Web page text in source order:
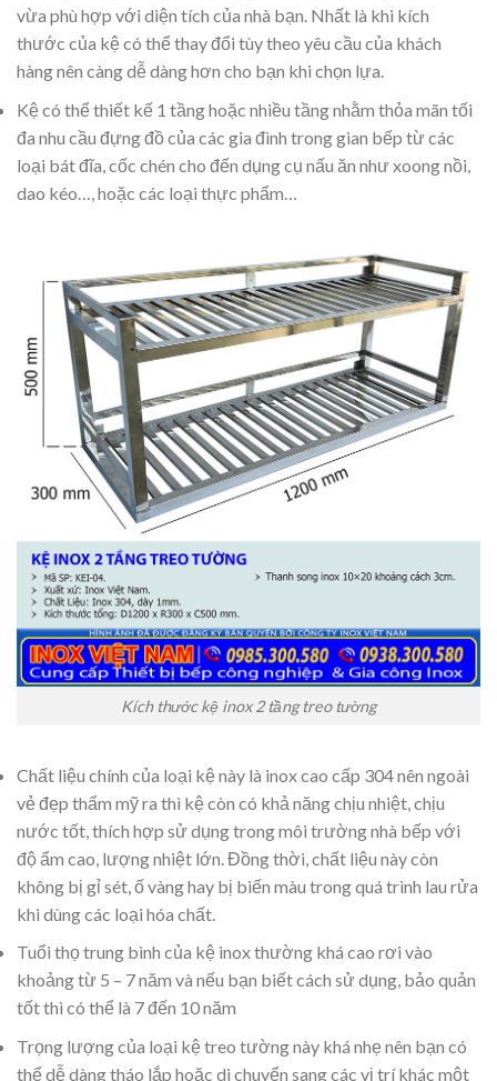
vừa phù hợp với diện tích của nhà bạn. Nhất là khi kích
thước của kệ có thể thay đổi tùy theo yêu cầu của khách
hàng nên càng dễ dàng hơn cho bạn khi chọn lựa.
Kệ có thể thiết kế 1 tầng hoặc nhiều tầng nhằm thỏa mãn tối
đa nhu cầu đựng đồ của các gia đình trong gian bếp từ các
loại bát đĩa, cốc chén cho đến dụng cụ nấu ăn như xoong nồi,
dao kéo…, hoặc các loại thực phẩm…
Kích thước kệ inox 2 tầng treo tường
Chất liệu chính của loại kệ này là inox cao cấp 304 nên ngoài
vẻ đẹp thẩm mỹ ra thì kệ còn có khả năng chịu nhiệt, chịu
nước tốt, thích hợp sử dụng trong môi trường nhà bếp với
độ ẩm cao, lượng nhiệt lớn. Đồng thời, chất liệu này còn
không bị gỉ sét, ố vàng hay bị biến màu trong quá trình lau rửa
khi dùng các loại hóa chất.
Tuổi thọ trung bình của kệ inox thường khá cao rơi vào
khoảng từ 5 – 7 năm và nếu bạn biết cách sử dụng, bảo quản
tốt thì có thể là 7 đến 10 năm
Trọng lượng của loại kệ treo tường này khá nhẹ nên bạn có
thể dễ dàng tháo lắp hoặc di chuyển sang các vị trí khác một